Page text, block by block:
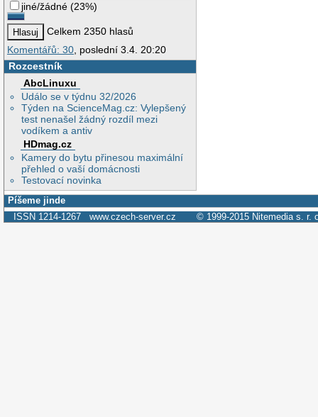
jiné/žádné (23%)
Celkem 2350 hlasů
Komentářů: 30 , poslední 3.4. 20:20
Rozcestník
AbcLinuxu
Událo se v týdnu 32/2026
Týden na ScienceMag.cz: Vylepšený
test nenašel žádný rozdíl mezi
vodíkem a antiv
HDmag.cz
Kamery do bytu přinesou maximální
přehled o vaší domácnosti
Testovací novinka
Píšeme jinde
ISSN 1214-1267 www.czech-server.cz © 1999-2015 Nitemedia s. r.